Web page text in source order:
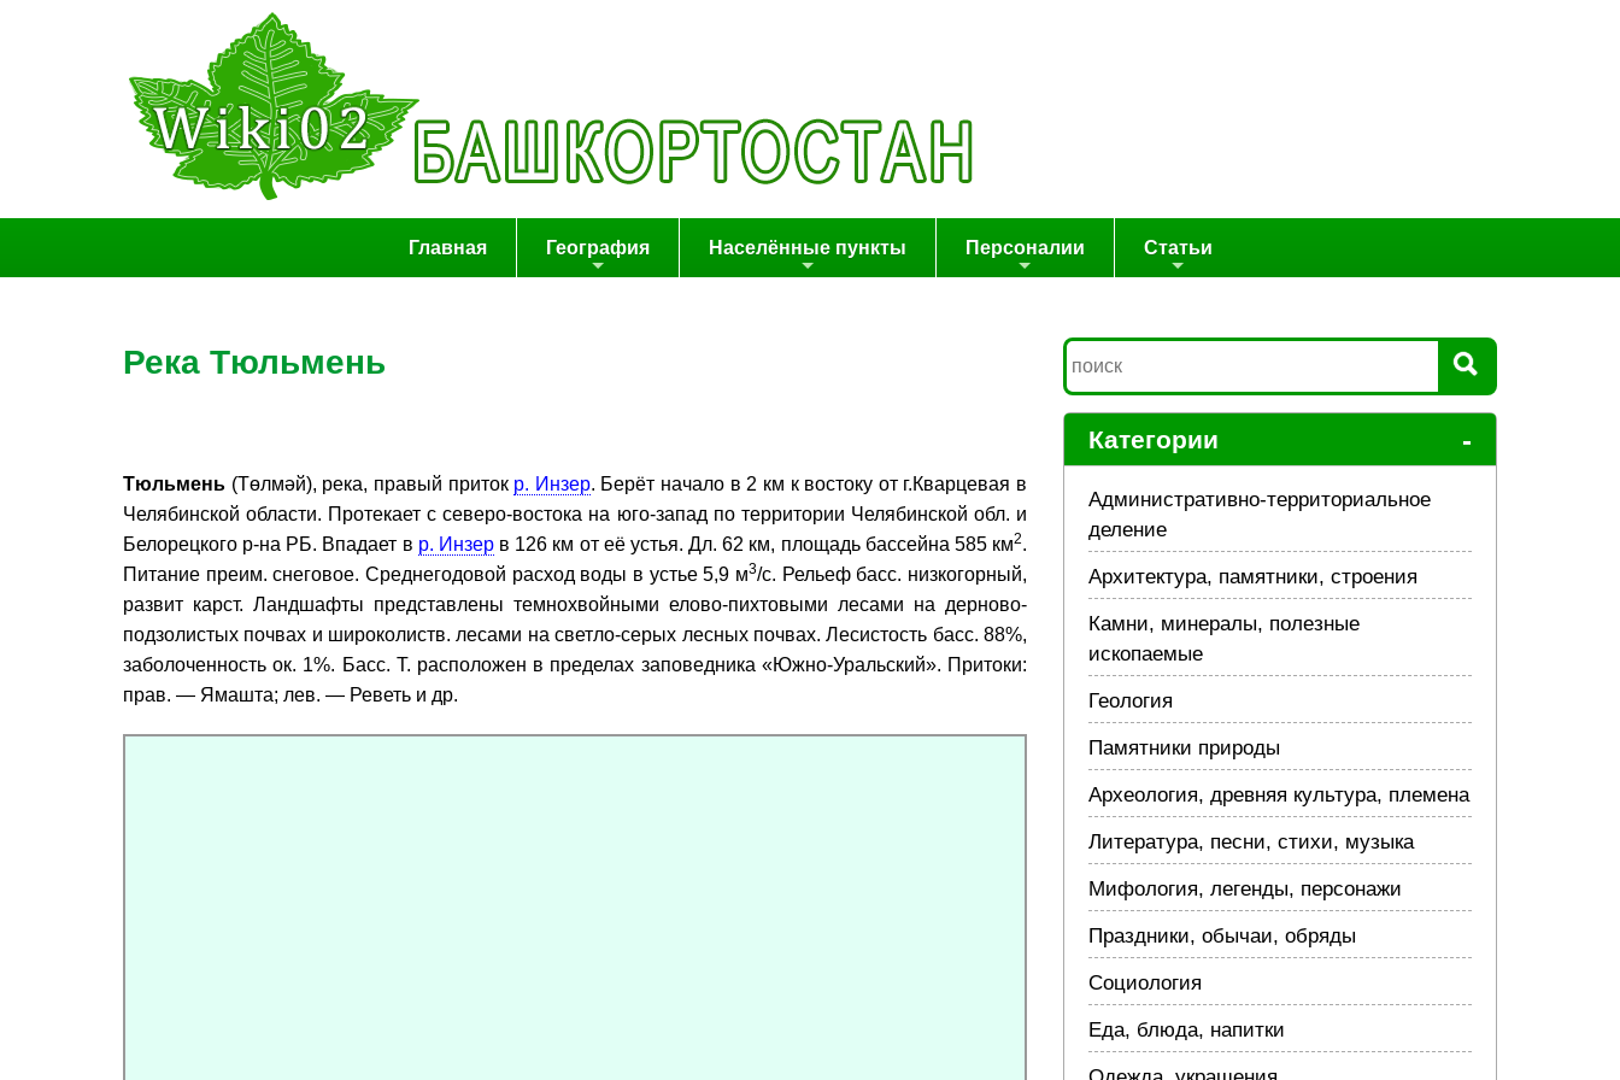
Главная География Населённые пункты Персоналии Статьи
Река Тюльмень
Тюльмень (Төлмәй), река, правый приток р. Инзер. Берёт начало в 2 км к востоку от г.Кварцевая в
Челябинской области. Протекает с северо-востока на юго-запад по территории Челябинской обл. и
Белорецкого р-на РБ. Впадает в р. Инзерв 126 км от её устья. Дл. 62 км, площадь бассейна 585 км2.
Питание преим. снеговое. Среднегодовой расход воды в устье 5,9 м3/с. Рельеф басс. низкогорный,
развит карст. Ландшафты представлены темнохвойными елово-пихтовыми лесами на дерново-
подзолистых почвах и широколиств. лесами на светло-серых лесных почвах. Лесистость басс. 88%,
заболоченность ок. 1%. Басс. Т. расположен в пределах заповедника «Южно-Уральский». Притоки:
прав. — Ямашта; лев. — Реветь и др.
Категории -
Административно-территориальное
деление
Архитектура, памятники, строения
Камни, минералы, полезные
ископаемые
Геология
Памятники природы
Археология, древняя культура, племена
Литература, песни, стихи, музыка
Мифология, легенды, персонажи
Праздники, обычаи, обряды
Социология
Еда, блюда, напитки